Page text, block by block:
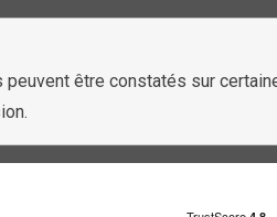
être constatés sur